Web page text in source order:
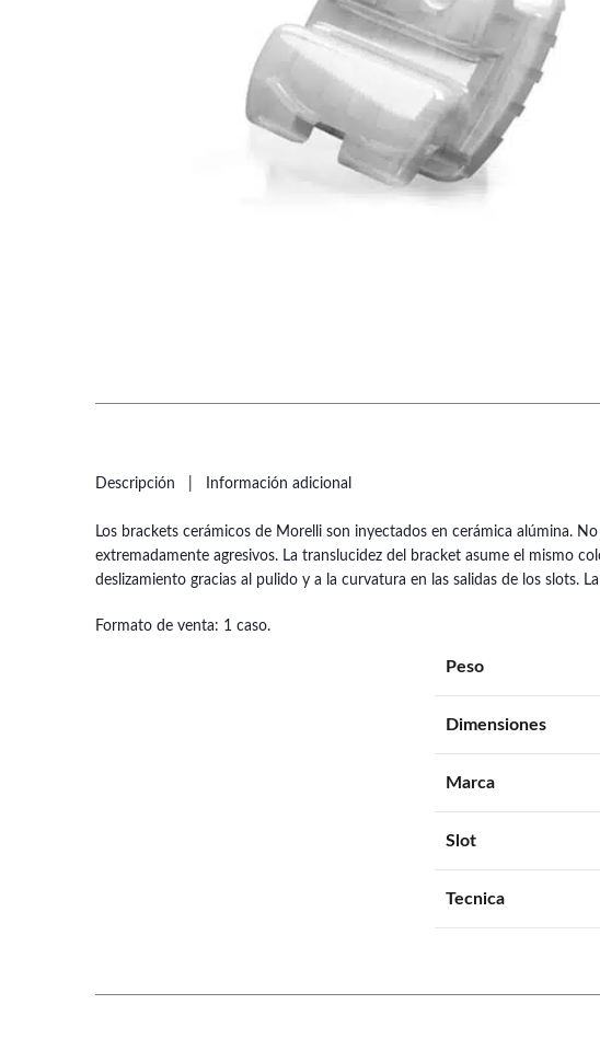
Descripción Información adicional
Los brackets cerámicos de Morelli son inyectados en cerámica alúmina.
extremadamente agresivos. La translucidez del bracket asume el mismo
deslizamiento gracias al pulido y a la curvatura en las salidas de los slots.
Formato de venta: 1 caso.
Peso
Dimensiones
Marca
Slot
Tecnica